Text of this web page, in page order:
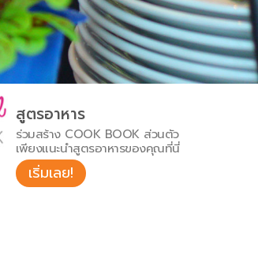
สูตรอาหาร
ร่วมสร้าง COOK BOOK ส่วนตัว
เพียงแนะนำสูตรอาหารของคุณที่นี่
เริ่มเลย!